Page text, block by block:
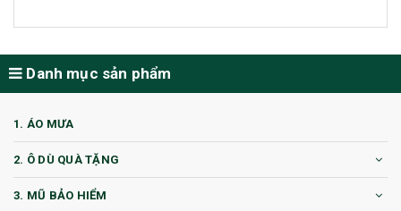
Danh mục sản phẩm
1. ÁO MƯA
2. Ô DÙ QUÀ TẶNG
3. MŨ BẢO HIỂM